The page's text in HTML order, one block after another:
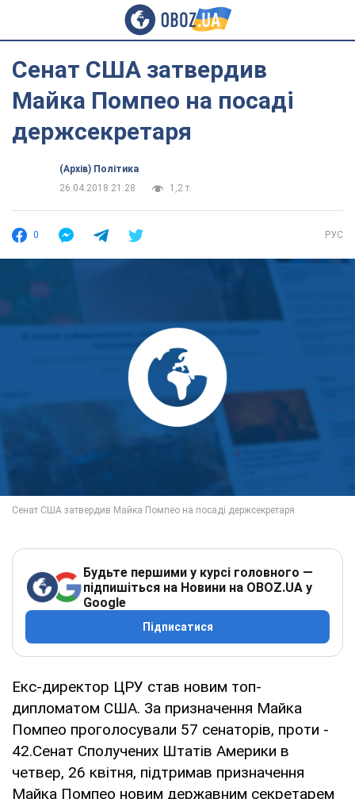
Сенат США затвердив
Майка Помпео на посаді
держсекретаря
(Архів) Політика
26.04.2018 21:28
1,2 т.
0 РУС
Будьте першими у курсі головного —
підпишіться на Новини на OBOZ.UA у
Google
Підписатися
Екс-директор ЦРУ став новим топ-
дипломатом США. За призначення Майка
Помпео проголосували 57 сенаторів, проти -
42.Сенат Сполучених Штатів Америки в
четвер, 26 квітня, підтримав призначення
Майка Помпео новим державним секретарем